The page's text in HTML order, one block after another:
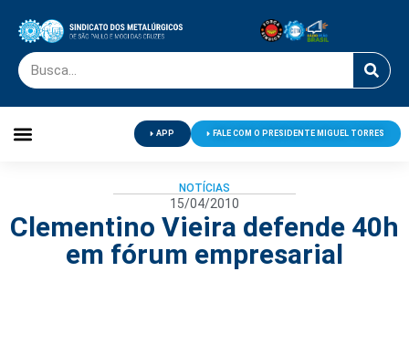
APP FALE COM O PRESIDENTE MIGUEL TORRES
NOTÍCIAS
15/04/2010
Clementino Vieira defende 40h
em fórum empresarial